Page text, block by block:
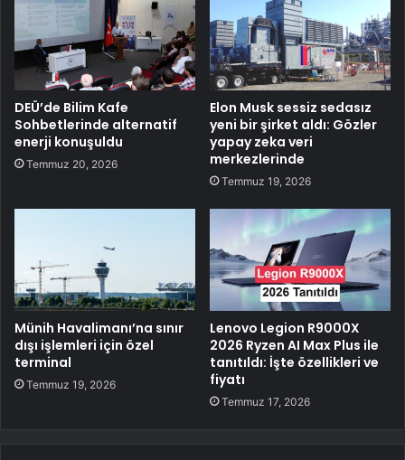
DEÜ’de Bilim Kafe
Sohbetlerinde alternatif
enerji konuşuldu
Temmuz 20, 2026
Elon Musk sessiz sedasız
yeni bir şirket aldı: Gözler
yapay zeka veri
merkezlerinde
Temmuz 19, 2026
Münih Havalimanı’na sınır
dışı işlemleri için özel
terminal
Temmuz 19, 2026
Lenovo Legion R9000X
2026 Ryzen AI Max Plus ile
tanıtıldı: İşte özellikleri ve
fiyatı
Temmuz 17, 2026